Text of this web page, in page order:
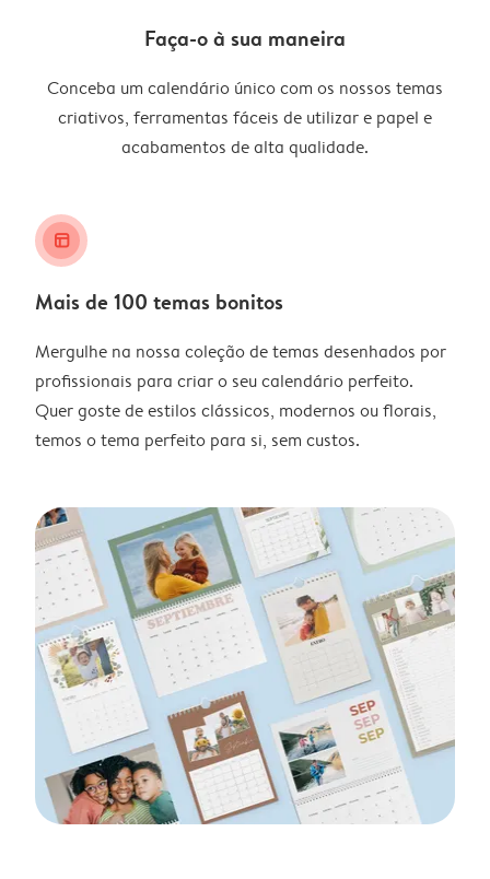
Faça-o à sua maneira
Conceba um calendário único com os nossos temas
criativos, ferramentas fáceis de utilizar e papel e
acabamentos de alta qualidade.
layout_alt
Mais de 100 temas bonitos
Mergulhe na nossa coleção de temas desenhados por
profissionais para criar o seu calendário perfeito.
Quer goste de estilos clássicos, modernos ou florais,
temos o tema perfeito para si, sem custos.